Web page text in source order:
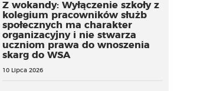
Z wokandy: Wyłączenie szkoły z
kolegium pracowników służb
społecznych ma charakter
organizacyjny i nie stwarza
uczniom prawa do wnoszenia
skarg do WSA
10 Lipca 2026